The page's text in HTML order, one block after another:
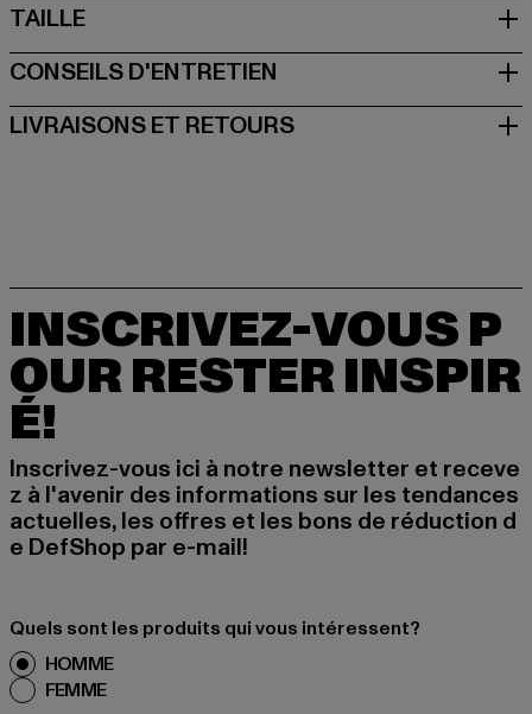
TAILLE
CONSEILS D'ENTRETIEN
LIVRAISONS ET RETOURS
INSCRIVEZ-VOUS P
OUR RESTER INSPIR
É!
Inscrivez-vous ici à notre newsletter et receve
z à l'avenir des informations sur les tendances
actuelles, les offres et les bons de réduction d
e DefShop par e-mail!
Quels sont les produits qui vous intéressent?
HOMME
FEMME